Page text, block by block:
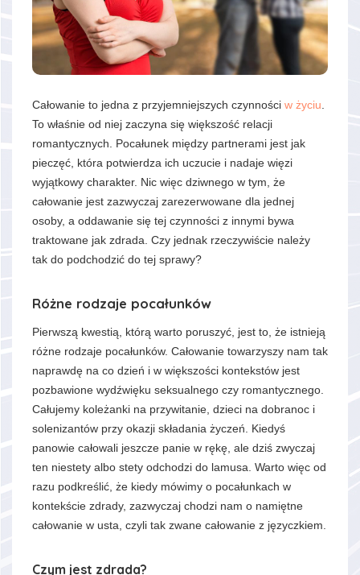
Całowanie to jedna z przyjemniejszych czynności w życiu
To właśnie od niej zaczyna się większość relacji
romantycznych. Pocałunek między partnerami jest jak
pieczęć, która potwierdza ich uczucie i nadaje więzi
wyjątkowy charakter. Nic więc dziwnego w tym, że
całowanie jest zazwyczaj zarezerwowane dla jednej
osoby, a oddawanie się tej czynności z innymi bywa
traktowane jak zdrada. Czy jednak rzeczywiście należy
tak do podchodzić do tej sprawy?
Różne rodzaje pocałunków
Pierwszą kwestią, którą warto poruszyć, jest to, że istnieją
różne rodzaje pocałunków. Całowanie towarzyszy nam tak
naprawdę na co dzień i w większości kontekstów jest
pozbawione wydźwięku seksualnego czy romantycznego.
Całujemy koleżanki na przywitanie, dzieci na dobranoc i
solenizantów przy okazji składania życzeń. Kiedyś
panowie całowali jeszcze panie w rękę, ale dziś zwyczaj
ten niestety albo stety odchodzi do lamusa. Warto więc od
razu podkreślić, że kiedy mówimy o pocałunkach w
kontekście zdrady, zazwyczaj chodzi nam o namiętne
całowanie w usta, czyli tak zwane całowanie z języczkiem.
Czym jest zdrada?